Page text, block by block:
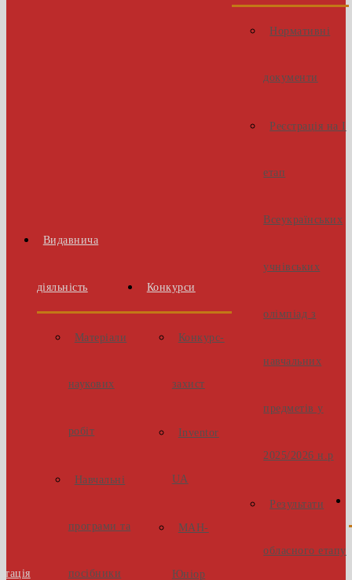
Видавнича
діяльність
Матеріали
наукових
робіт
Навчальні
програми та
посібники
Конкурси
Конкурс-
захист
Inventor
UA
МАН-
Юніор
Нормативні
документи
Реєстрація на І
етап
Всеукраїнських
учнівських
олімпіад з
навчальних
предметів у
2025/2026 н.р
Результати
обласного етапу